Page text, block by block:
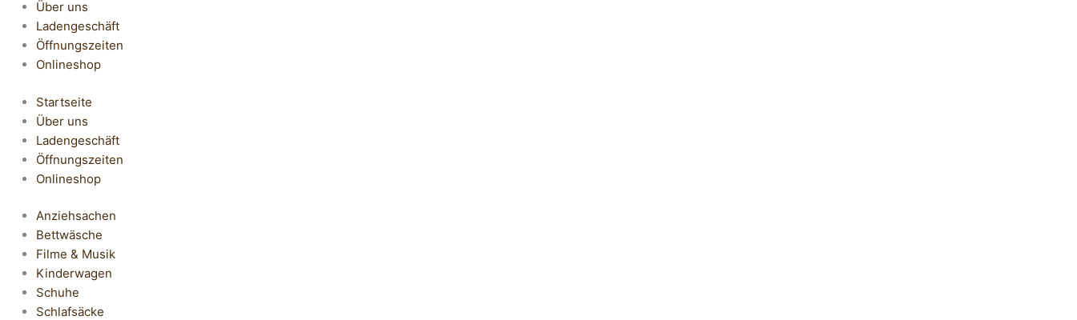
Über uns
Ladengeschäft
Öffnungszeiten
Onlineshop
Startseite
Über uns
Ladengeschäft
Öffnungszeiten
Onlineshop
Anziehsachen
Bettwäsche
Filme & Musik
Kinderwagen
Schuhe
Schlafsäcke